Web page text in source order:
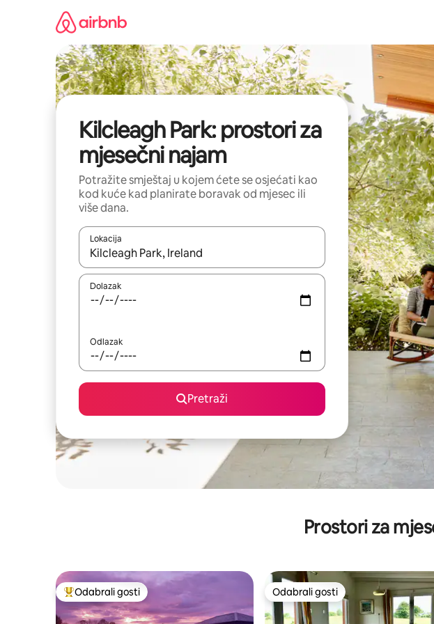
Kilcleagh Park: prostori za
mjesečni najam
Potražite smještaj u kojem ćete se osjećati kao
kod kuće kad planirate boravak od mjesec ili
više dana.
Lokacija
Kada budu dostupni rezultati, moći ćete ih pregledati koristeći se
Dolazak
Odlazak
Pretraži
Prostori za
Među najviše rangiranima s oznakom „Odabrali gosti”
Odabrali gosti Odabrali gosti
Odabrali gosti